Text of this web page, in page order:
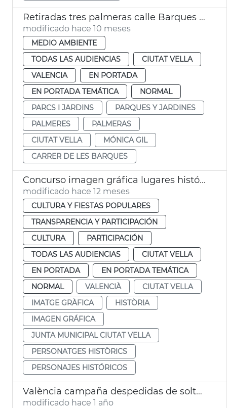
Retiradas tres palmeras calle Barques València
modificado hace 10 meses
MEDIO AMBIENTE
TODAS LAS AUDIENCIAS
CIUTAT VELLA
VALENCIA
EN PORTADA
EN PORTADA TEMÁTICA
NORMAL
PARCS I JARDINS
PARQUES Y JARDINES
PALMERES
PALMERAS
CIUTAT VELLA
MÓNICA GIL
CARRER DE LES BARQUES
Concurso imagen gráfica lugares históricos Ciutat Vella València
modificado hace 12 meses
CULTURA Y FIESTAS POPULARES
TRANSPARENCIA Y PARTICIPACIÓN
CULTURA
PARTICIPACIÓN
TODAS LAS AUDIENCIAS
CIUTAT VELLA
EN PORTADA
EN PORTADA TEMÁTICA
NORMAL
VALENCIÀ
CIUTAT VELLA
IMATGE GRÀFICA
HISTÒRIA
IMAGEN GRÁFICA
JUNTA MUNICIPAL CIUTAT VELLA
PERSONATGES HISTÒRICS
PERSONAJES HISTÓRICOS
València campaña despedidas de soltero ocio respetuoso
modificado hace 1 año